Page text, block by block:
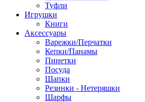
Туфли
Игрушки
Книги
Аксессуары
Варежки/Перчатки
Кепки/Панамы
Пинетки
Посуда
Шапки
Резинки - Нетеряшки
Шарфы